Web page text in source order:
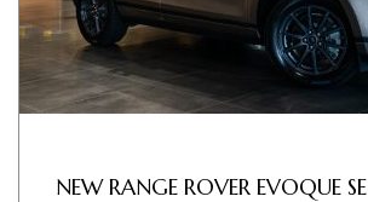
NEW RANGE ROVER EVOQUE SE